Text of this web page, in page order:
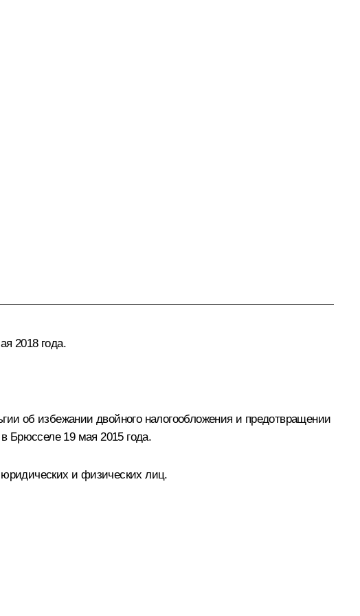
2018 года.
об избежании двойного налогообложения и предотвращении
Брюсселе 19 мая 2015 года.
юридических и физических лиц.